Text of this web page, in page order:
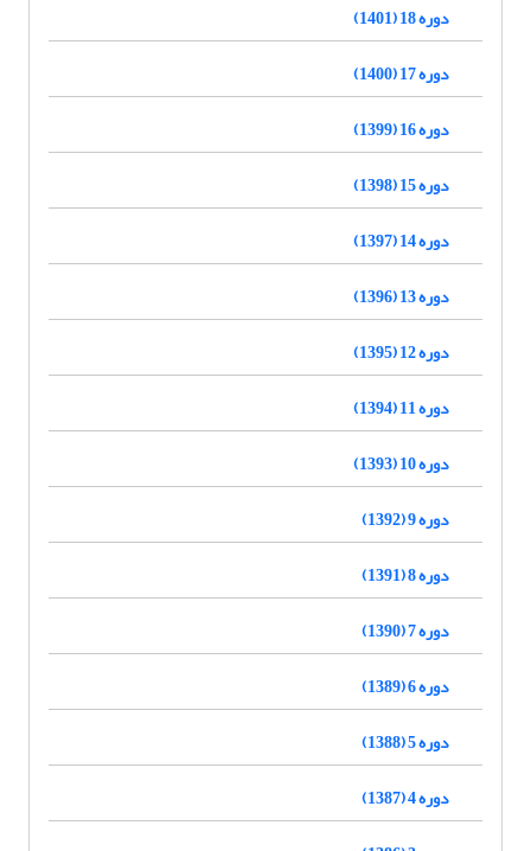
دوره 18 (1401)
دوره 17 (1400)
دوره 16 (1399)
دوره 15 (1398)
دوره 14 (1397)
دوره 13 (1396)
دوره 12 (1395)
دوره 11 (1394)
دوره 10 (1393)
دوره 9 (1392)
دوره 8 (1391)
دوره 7 (1390)
دوره 6 (1389)
دوره 5 (1388)
دوره 4 (1387)